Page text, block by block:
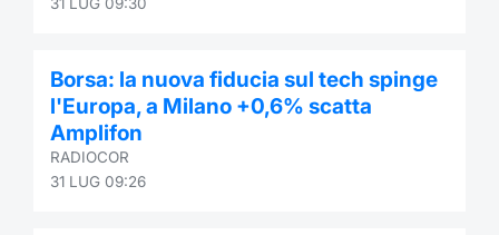
Borsa: la nuova fiducia sul tech spinge
l'Europa, a Milano +0,6% scatta
Amplifon
RADIOCOR
31 LUG 09:26